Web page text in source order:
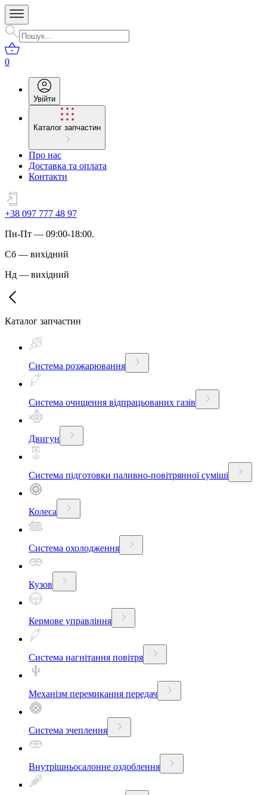
0
Увійти
Каталог запчастин
Про нас
Доставка та оплата
Контакти
+38 097 777 48 97
Пн-Пт — 09:00-18:00.
Сб — вихідний
Нд — вихідний
Каталог запчастин
Система розжарювання
Система очищення відпрацьованих газів
Двигун
Система підготовки паливно-повітрянної суміші
Колеса
Система охолодження
Кузов
Кермове управління
Система нагнітання повітря
Механізм перемикання передач
Система зчеплення
Внутрішньосалонне оздоблення